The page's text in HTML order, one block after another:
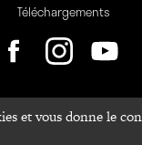
Téléchargements
Accès
et vous donne le